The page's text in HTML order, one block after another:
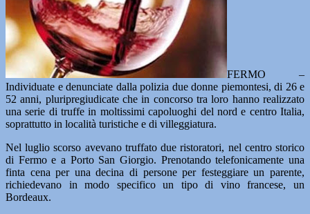
FERMO –
Individuate e denunciate dalla polizia due donne piemontesi, di 26 e
52 anni, pluripregiudicate che in concorso tra loro hanno realizzato
una serie di truffe in moltissimi capoluoghi del nord e centro Italia,
soprattutto in località turistiche e di villeggiatura.
Nel luglio scorso avevano truffato due ristoratori, nel centro storico
di Fermo e a Porto San Giorgio. Prenotando telefonicamente una
finta cena per una decina di persone per festeggiare un parente,
richiedevano in modo specifico un tipo di vino francese, un
Bordeaux.